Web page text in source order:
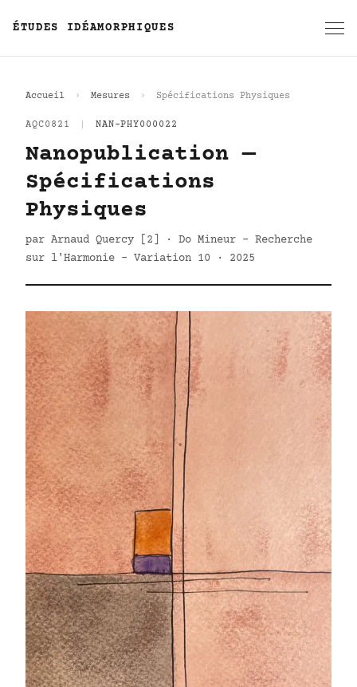
ÉTUDES IDÉAMORPHIQUES
Accueil Mesures Spécifications Physiques
AQC0821 NAN-PHY000022
Nanopublication —
Spécifications
Physiques
par Arnaud Quercy [2] · Do Mineur - Recherche
sur l'Harmonie - Variation 10 · 2025